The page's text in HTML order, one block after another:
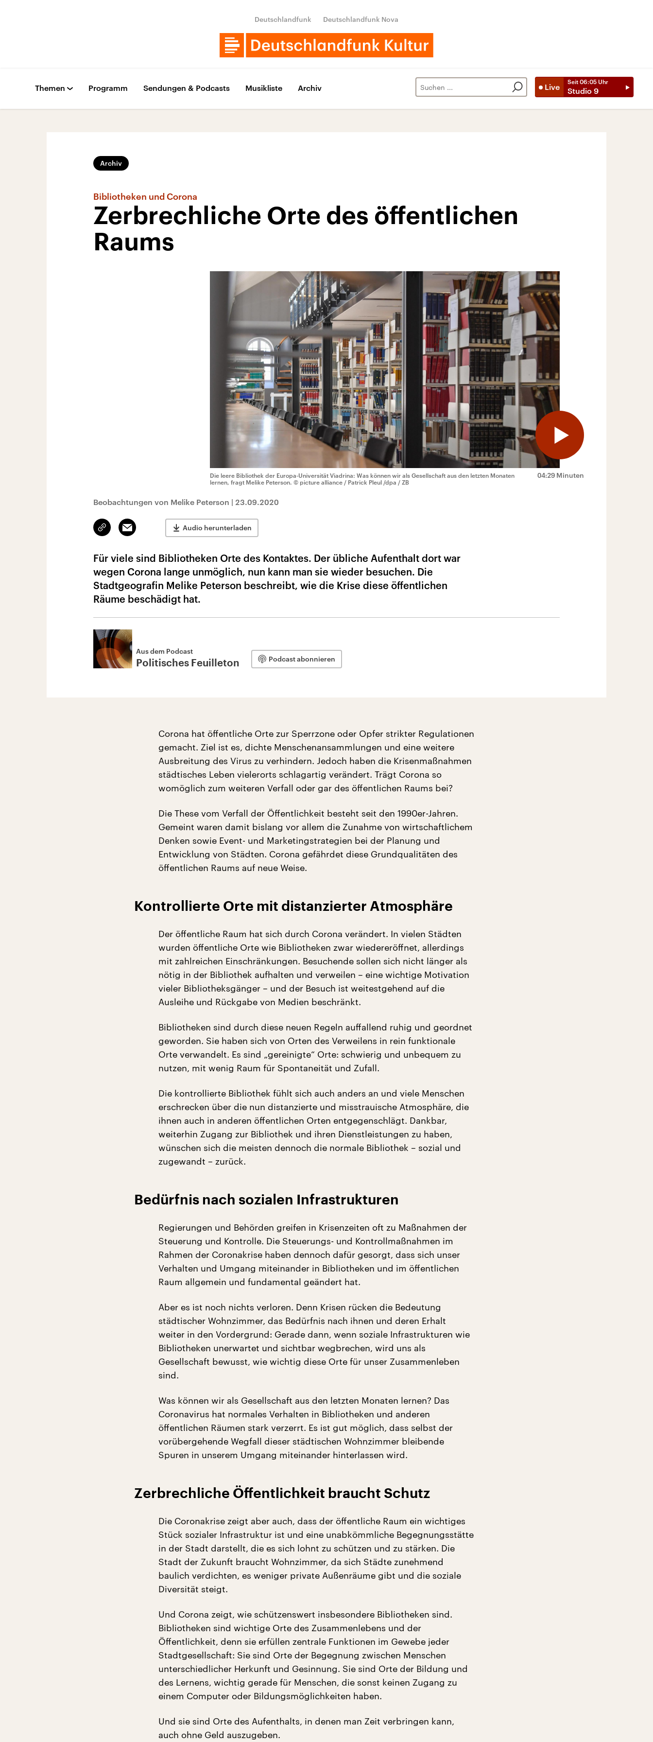
Deutschlandfunk Deutschlandfunk Nova
Live
Seit 06:05 Uhr
Studio 9
Themen Programm Sendungen & Podcasts Musikliste Archiv
Archiv
Bibliotheken und Corona
Zerbrechliche Orte des öffentlichen
Raums
04:29 Minuten
Die leere Bibliothek der Europa-Universität Viadrina: Was können wir als Gesellschaft aus den letzten Monaten
lernen, fragt Melike Peterson. © picture alliance / Patrick Pleul /dpa / ZB
Beobachtungen von Melike Peterson | 23.09.2020
Link
kopieren/teilen
Email Audio herunterladen
Für viele sind Bibliotheken Orte des Kontaktes. Der übliche Aufenthalt dort war
wegen Corona lange unmöglich, nun kann man sie wieder besuchen. Die
Stadtgeografin Melike Peterson beschreibt, wie die Krise diese öffentlichen
Räume beschädigt hat.
Aus dem Podcast
Politisches Feuilleton Podcast abonnieren
Corona hat öffentliche Orte zur Sperrzone oder Opfer strikter Regulationen
gemacht. Ziel ist es, dichte Menschenansammlungen und eine weitere
Ausbreitung des Virus zu verhindern. Jedoch haben die Krisenmaßnahmen
städtisches Leben vielerorts schlagartig verändert. Trägt Corona so
womöglich zum weiteren Verfall oder gar des öffentlichen Raums bei?
Die These vom Verfall der Öffentlichkeit besteht seit den 1990er-Jahren.
Gemeint waren damit bislang vor allem die Zunahme von wirtschaftlichem
Denken sowie Event- und Marketingstrategien bei der Planung und
Entwicklung von Städten. Corona gefährdet diese Grundqualitäten des
öffentlichen Raums auf neue Weise.
Kontrollierte Orte mit distanzierter Atmosphäre
Der öffentliche Raum hat sich durch Corona verändert. In vielen Städten
wurden öffentliche Orte wie Bibliotheken zwar wiedereröffnet, allerdings
mit zahlreichen Einschränkungen. Besuchende sollen sich nicht länger als
nötig in der Bibliothek aufhalten und verweilen – eine wichtige Motivation
vieler Bibliotheksgänger – und der Besuch ist weitestgehend auf die
Ausleihe und Rückgabe von Medien beschränkt.
Bibliotheken sind durch diese neuen Regeln auffallend ruhig und geordnet
geworden. Sie haben sich von Orten des Verweilens in rein funktionale
Orte verwandelt. Es sind „gereinigte“ Orte: schwierig und unbequem zu
nutzen, mit wenig Raum für Spontaneität und Zufall.
Die kontrollierte Bibliothek fühlt sich auch anders an und viele Menschen
erschrecken über die nun distanzierte und misstrauische Atmosphäre, die
ihnen auch in anderen öffentlichen Orten entgegenschlägt. Dankbar,
weiterhin Zugang zur Bibliothek und ihren Dienstleistungen zu haben,
wünschen sich die meisten dennoch die normale Bibliothek – sozial und
zugewandt – zurück.
Bedürfnis nach sozialen Infrastrukturen
Regierungen und Behörden greifen in Krisenzeiten oft zu Maßnahmen der
Steuerung und Kontrolle. Die Steuerungs- und Kontrollmaßnahmen im
Rahmen der Coronakrise haben dennoch dafür gesorgt, dass sich unser
Verhalten und Umgang miteinander in Bibliotheken und im öffentlichen
Raum allgemein und fundamental geändert hat.
Aber es ist noch nichts verloren. Denn Krisen rücken die Bedeutung
städtischer Wohnzimmer, das Bedürfnis nach ihnen und deren Erhalt
weiter in den Vordergrund: Gerade dann, wenn soziale Infrastrukturen wie
Bibliotheken unerwartet und sichtbar wegbrechen, wird uns als
Gesellschaft bewusst, wie wichtig diese Orte für unser Zusammenleben
sind.
Was können wir als Gesellschaft aus den letzten Monaten lernen? Das
Coronavirus hat normales Verhalten in Bibliotheken und anderen
öffentlichen Räumen stark verzerrt. Es ist gut möglich, dass selbst der
vorübergehende Wegfall dieser städtischen Wohnzimmer bleibende
Spuren in unserem Umgang miteinander hinterlassen wird.
Zerbrechliche Öffentlichkeit braucht Schutz
Die Coronakrise zeigt aber auch, dass der öffentliche Raum ein wichtiges
Stück sozialer Infrastruktur ist und eine unabkömmliche Begegnungsstätte
in der Stadt darstellt, die es sich lohnt zu schützen und zu stärken. Die
Stadt der Zukunft braucht Wohnzimmer, da sich Städte zunehmend
baulich verdichten, es weniger private Außenräume gibt und die soziale
Diversität steigt.
Und Corona zeigt, wie schützenswert insbesondere Bibliotheken sind.
Bibliotheken sind wichtige Orte des Zusammenlebens und der
Öffentlichkeit, denn sie erfüllen zentrale Funktionen im Gewebe jeder
Stadtgesellschaft: Sie sind Orte der Begegnung zwischen Menschen
unterschiedlicher Herkunft und Gesinnung. Sie sind Orte der Bildung und
des Lernens, wichtig gerade für Menschen, die sonst keinen Zugang zu
einem Computer oder Bildungsmöglichkeiten haben.
Und sie sind Orte des Aufenthalts, in denen man Zeit verbringen kann,
auch ohne Geld auszugeben.